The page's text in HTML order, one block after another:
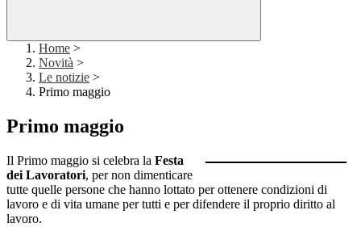
Home >
Novità >
Le notizie >
Primo maggio
Primo maggio
Il Primo maggio si celebra la Festa
dei Lavoratori, per non dimenticare
tutte quelle persone che hanno lottato per ottenere condizioni di
lavoro e di vita umane per tutti e per difendere il proprio diritto al
lavoro.